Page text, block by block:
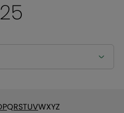
PQRSTUVWXYZ